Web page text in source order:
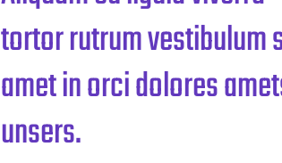
tortor rutrum vestibulum
amet in orci dolores
unsers.